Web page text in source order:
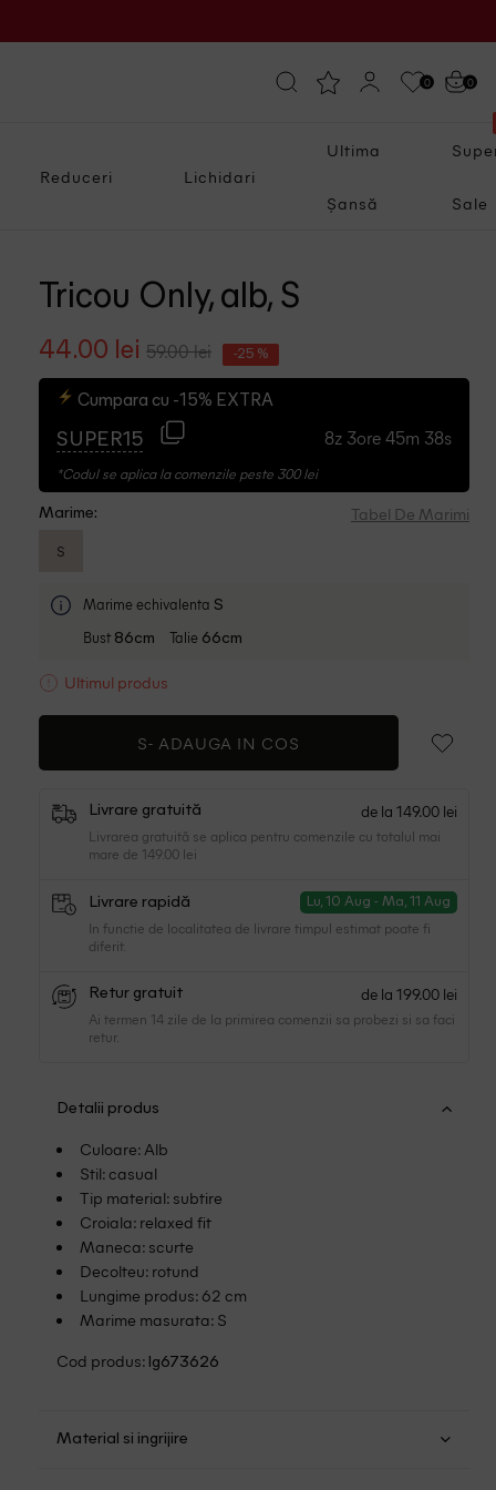
0 0
Reduceri Lichidari
Ultima
Șansă Sale
Tricou Only, alb, S
44.00 lei 59.00 lei -25 %
Cumpara cu -15% EXTRA
SUPER15 8z 3ore 45m 37s
*Codul se aplica la comenzile peste 300 lei
Marime: Tabel De Marimi
S
Marime echivalenta S
Bust 86cm Talie 66cm
Ultimul produs
S- ADAUGA IN COS
Livrare gratuită de la 149.00 lei
Livrarea gratuită se aplica pentru comenzile cu totalul mai
mare de 149.00 lei
Livrare rapidă Lu, 10 Aug - Ma, 11 Aug
In functie de localitatea de livrare timpul estimat poate fi
diferit.
Retur gratuit de la 199.00 lei
Ai termen 14 zile de la primirea comenzii sa probezi si sa faci
retur.
Detalii produs
Culoare: Alb
Stil: casual
Tip material: subtire
Croiala: relaxed fit
Maneca: scurte
Decolteu: rotund
Lungime produs: 62 cm
Marime masurata: S
Cod produs: lg673626
Material si ingrijire